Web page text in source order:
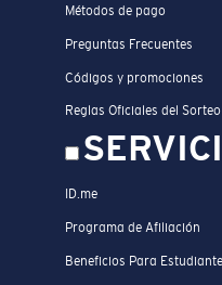
Métodos de pago
Preguntas Frecuentes
Códigos y promociones
Reglas Oficiales del Sorteo
ID.me
Programa de Afiliación
Beneficios Para